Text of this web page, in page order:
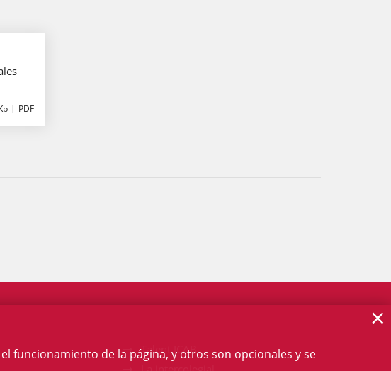
PDF
Talent ICAB
funcionamiento de la página, y otros son opcionales y se
×